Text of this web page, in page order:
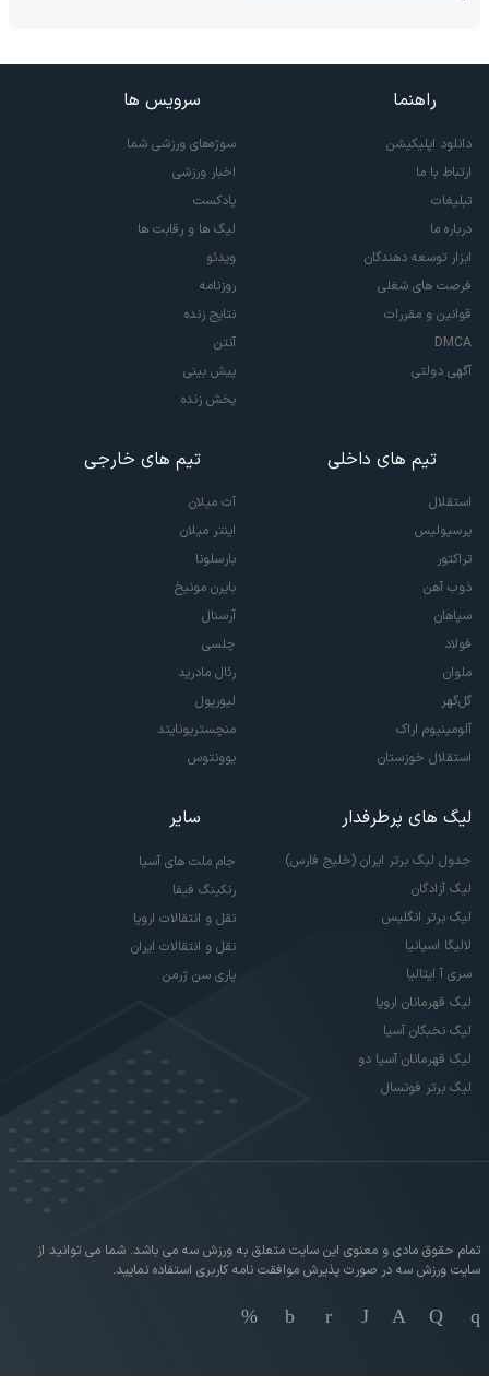
راهنما
دانلود اپلیکیشن
ارتباط با ما
تبلیغات
درباره ما
ابزار توسعه دهندگان
فرصت های شغلی
قوانین و مقررات
DMCA
آگهی دولتی
سرویس ها
سوژه‌های ورزشی شما
اخبار ورزشی
پادکست
لیگ ها و رقابت ها
ویدئو
روزنامه
نتایج زنده
آنتن
پیش بینی
پخش زنده
تیم های داخلی
استقلال
پرسپولیس
تراکتور
ذوب آهن
سپاهان
فولاد
ملوان
گل‌گهر
آلومینیوم اراک
استقلال خوزستان
تیم های خارجی
آث میلان
اینتر میلان
بارسلونا
بایرن مونیخ
آرسنال
چلسی
رئال مادرید
لیورپول
منچستریونایتد
یوونتوس
لیگ های پرطرفدار
جدول لیگ برتر ایران (خلیج فارس)
لیگ آزادگان
لیگ برتر انگلیس
لالیگا اسپانیا
سری آ ایتالیا
لیگ قهرمانان اروپا
لیگ نخبگان آسیا
لیگ قهرمانان آسیا دو
لیگ برتر فوتسال
سایر
جام ملت های آسیا
رنکینگ فیفا
نقل و انتقالات اروپا
نقل و انتقالات ایران
پاری سن ژرمن
تمام حقوق مادی و معنوی این سایت متعلق به ورزش سه می باشد. شما می توانید از
سایت ورزش سه در صورت پذیرش موافقت نامه کاربری استفاده نمایید.